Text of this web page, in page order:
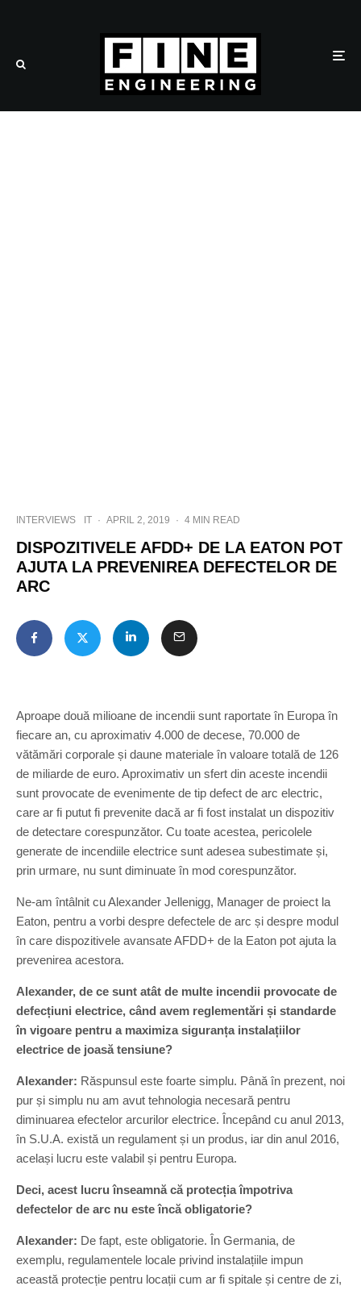
INTERVIEWS IT · APRIL 2, 2019 · 4 MIN READ
DISPOZITIVELE AFDD+ DE LA EATON POT
AJUTA LA PREVENIREA DEFECTELOR DE
ARC
Aproape două milioane de incendii sunt raportate în Europa în
fiecare an, cu aproximativ 4.000 de decese, 70.000 de
vătămări corporale și daune materiale în valoare totală de 126
de miliarde de euro. Aproximativ un sfert din aceste incendii
sunt provocate de evenimente de tip defect de arc electric,
care ar fi putut fi prevenite dacă ar fi fost instalat un dispozitiv
de detectare corespunzător. Cu toate acestea, pericolele
generate de incendiile electrice sunt adesea subestimate și,
prin urmare, nu sunt diminuate în mod corespunzător.
Ne-am întâlnit cu Alexander Jellenigg, Manager de proiect la
Eaton, pentru a vorbi despre defectele de arc și despre modul
în care dispozitivele avansate AFDD+ de la Eaton pot ajuta la
prevenirea acestora.
Alexander, de ce sunt atât de multe incendii provocate de
defecțiuni electrice, când avem reglementări și standarde
în vigoare pentru a maximiza siguranța instalațiilor
electrice de joasă tensiune?
Alexander: Răspunsul este foarte simplu. Până în prezent, noi
pur și simplu nu am avut tehnologia necesară pentru
diminuarea efectelor arcurilor electrice. Începând cu anul 2013,
în S.U.A. există un regulament și un produs, iar din anul 2016,
același lucru este valabil și pentru Europa.
Deci, acest lucru înseamnă că protecția împotriva
defectelor de arc nu este încă obligatorie?
Alexander: De fapt, este obligatorie. În Germania, de
exemplu, regulamentele locale privind instalațiile impun
această protecție pentru locații cum ar fi spitale și centre de zi,